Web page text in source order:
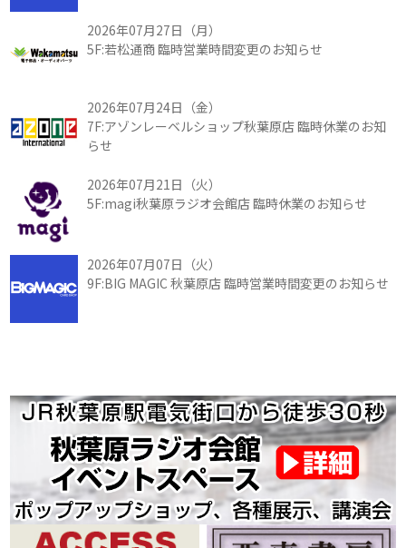
2026年07月27日（月）
5F:若松通商 臨時営業時間変更のお知らせ
2026年07月24日（金）
7F:アゾンレーベルショップ秋葉原店 臨時休業のお知
らせ
2026年07月21日（火）
5F:magi秋葉原ラジオ会館店 臨時休業のお知らせ
2026年07月07日（火）
9F:BIG MAGIC 秋葉原店 臨時営業時間変更のお知らせ